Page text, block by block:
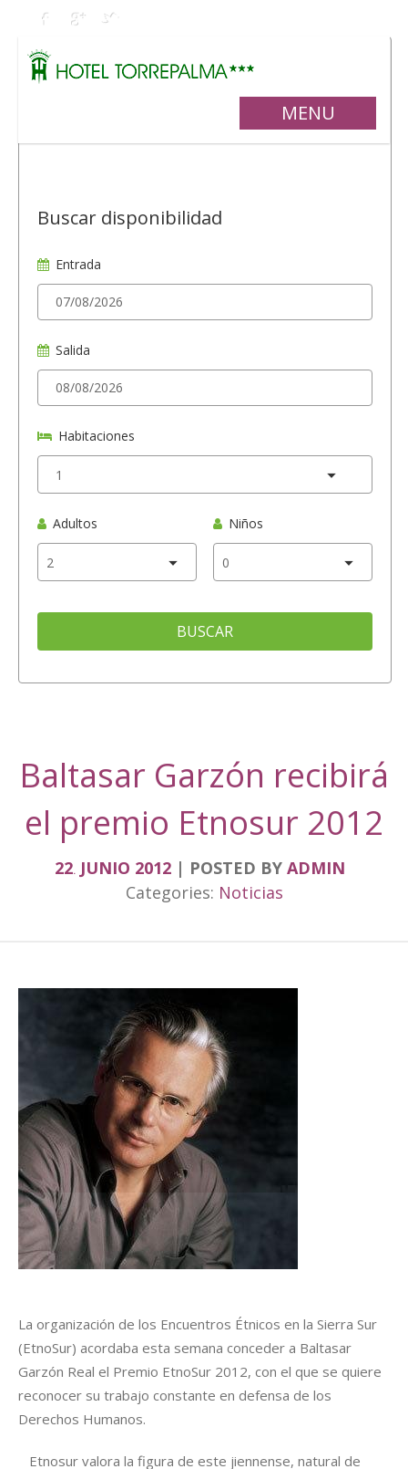
MENU
Buscar disponibilidad
Entrada
Salida
Habitaciones
Adultos Niños
BUSCAR
Baltasar Garzón recibirá
el premio Etnosur 2012
22. JUNIO 2012 POSTED BY ADMIN
Categories: Noticias
La organización de los Encuentros Étnicos en la Sierra Sur
(EtnoSur) acordaba esta semana conceder a Baltasar
Garzón Real el Premio EtnoSur 2012, con el que se quiere
reconocer su trabajo constante en defensa de los
Derechos Humanos.
Etnosur valora la figura de este jiennense, natural de